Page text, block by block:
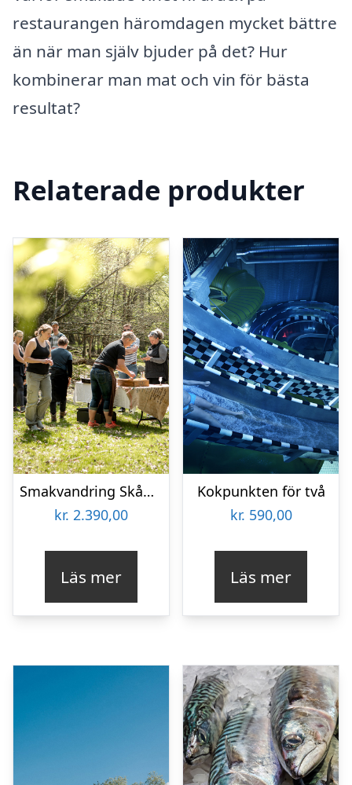
restaurangen häromdagen mycket bättre
än när man själv bjuder på det? Hur
kombinerar man mat och vin för bästa
resultat?
Relaterade produkter
Smakvandring Skåne för två
kr. 2.390,00
Läs mer
Kokpunkten för två
kr. 590,00
Läs mer